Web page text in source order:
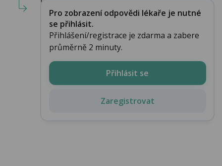
Pro zobrazení odpovědi lékaře je nutné
se přihlásit.
Přihlášení/registrace je zdarma a zabere
průměrně 2 minuty.
Přihlásit se
Zaregistrovat